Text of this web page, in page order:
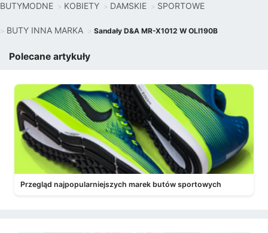
BUTYMODNE KOBIETY DAMSKIE SPORTOWE
BUTY INNA MARKA Sandały D&A MR-X1012 W OLI190B
Polecane artykuły
Przegląd najpopularniejszych marek butów sportowych